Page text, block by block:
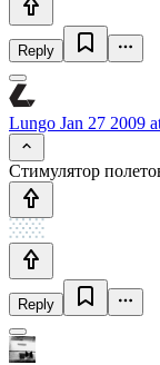
Reply
Lungo Jan 27 2009
Стимулятор
Reply